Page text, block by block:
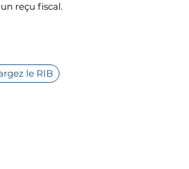
reçu fiscal.
le RIB